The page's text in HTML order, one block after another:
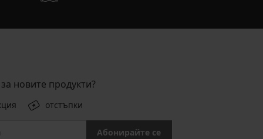
новите продукти?
отстъпки
Абонирайте се